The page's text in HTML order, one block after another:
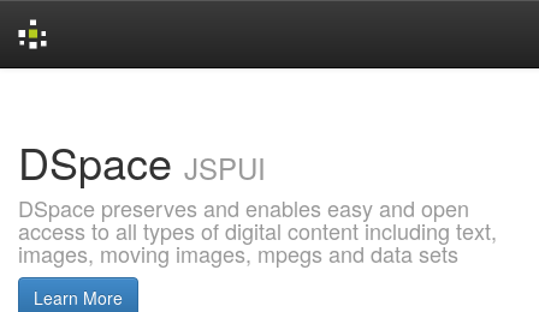
DSpace JSPUI
DSpace preserves and enables easy and open
access to all types of digital content including text,
images, moving images, mpegs and data sets
Learn More